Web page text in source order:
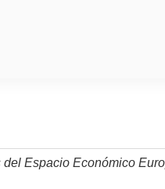
Espacio Económico